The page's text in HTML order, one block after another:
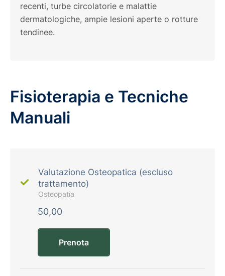
recenti, turbe circolatorie e malattie
dermatologiche, ampie lesioni aperte o rotture
tendinee.
Fisioterapia e Tecniche
Manuali
Valutazione Osteopatica (escluso
trattamento)
Osteopatia
50,00
Prenota